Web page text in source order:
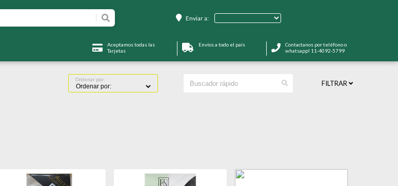
Enviar a:
Aceptamos todas las
Tarjetas
Envíos a todo el país
Contactanos por teléfono o
whatsapp! 11-4092-5799
Ordenar por: FILTRAR